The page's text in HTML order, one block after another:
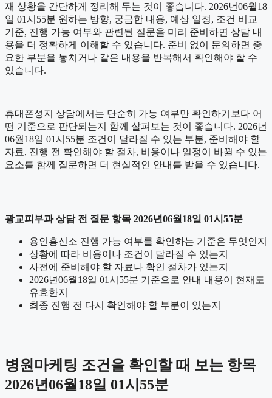
재 상황을 간단하게 정리해 두는 것이 좋습니다. 2026년06월18
일 01시55분 원하는 방향, 궁금한 내용, 예상 일정, 조건 비교
기준, 진행 가능 여부와 관련된 질문을 미리 준비하면 상담 내
용을 더 정확하게 이해할 수 있습니다. 준비 없이 문의하면 중
요한 부분을 놓치거나 같은 내용을 반복해서 확인해야 할 수
있습니다.
휴대폰성지 상담에서는 단순히 가능 여부만 확인하기보다 어
떤 기준으로 판단되는지 함께 살펴보는 것이 좋습니다. 2026년
06월18일 01시55분 조건이 달라질 수 있는 부분, 준비해야 할
자료, 진행 전 확인해야 할 절차, 비용이나 일정이 바뀔 수 있는
요소를 함께 질문하면 더 현실적인 안내를 받을 수 있습니다.
광교피부과 상담 전 질문 항목 2026년06월18일 01시55분
용인흥신소 진행 가능 여부를 확인하는 기준은 무엇인지
상황에 따라 비용이나 조건이 달라질 수 있는지
사전에 준비해야 할 자료나 확인 절차가 있는지
2026년06월18일 01시55분 기준으로 안내 내용이 현재도
유효한지
최종 진행 전 다시 확인해야 할 부분이 있는지
병원마케팅 조건을 확인할 때 보는 항목
2026년06월18일 01시55분